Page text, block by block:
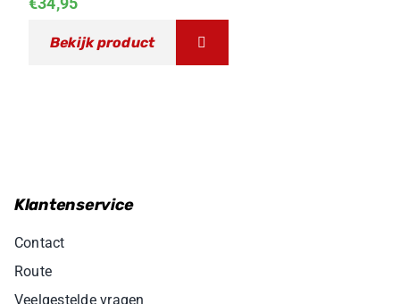
Bekijk product
Klantenservice
Contact
Route
Veelgestelde vragen